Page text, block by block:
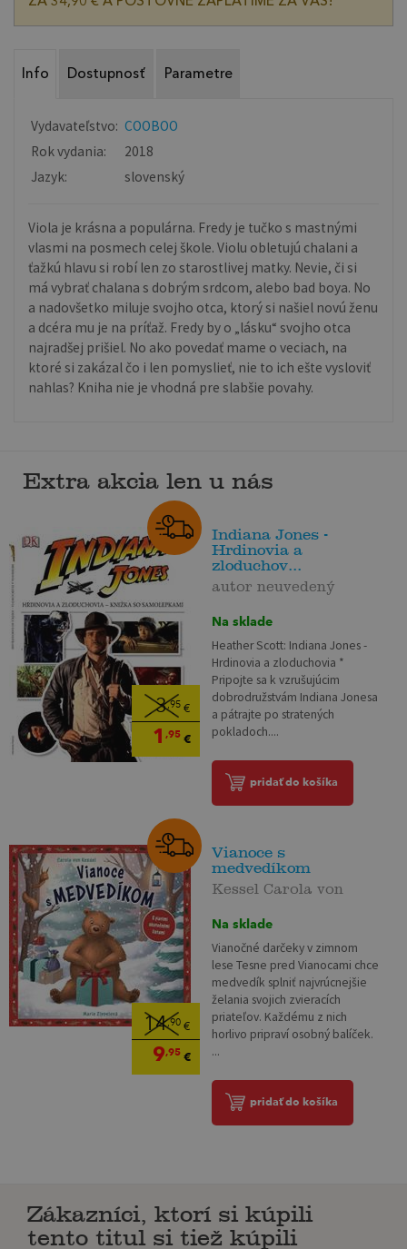
Info Dostupnosť Parametre
Vydavateľstvo: COOBOO
Rok vydania:
2018
Jazyk:
slovenský
Viola je krásna a populárna. Fredy je tučko s mastnými
vlasmi na posmech celej škole. Violu obletujú chalani a
ťažkú hlavu si robí len zo starostlivej matky. Nevie, či si
má vybrať chalana s dobrým srdcom, alebo bad boya. No
a nadovšetko miluje svojho otca, ktorý si našiel novú ženu
a dcéra mu je na príťaž. Fredy by o „lásku“ svojho otca
najradšej prišiel. No ako povedať mame o veciach, na
ktoré si zakázal čo i len pomyslieť, nie to ich ešte vysloviť
nahlas? Kniha nie je vhodná pre slabšie povahy.
Extra akcia len u nás
3,95€
1 ,95€
Indiana Jones -
Hrdinovia a
zloduchov...
autor neuvedený
Na sklade
Heather Scott: Indiana Jones -
Hrdinovia a zloduchovia *
Pripojte sa k vzrušujúcim
dobrodružstvám Indiana Jonesa
a pátrajte po stratených
pokladoch....
pridať do košíka
14,90€
9,95€
Vianoce s
medvedíkom
Kessel Carola von
Na sklade
Vianočné darčeky v zimnom
lese Tesne pred Vianocami chce
medvedík splniť najvrúcnejšie
želania svojich zvieracích
priateľov. Každému z nich
horlivo pripraví osobný balíček.
...
pridať do košíka
Zákazníci, ktorí si kúpili
tento titul si tiež kúpili